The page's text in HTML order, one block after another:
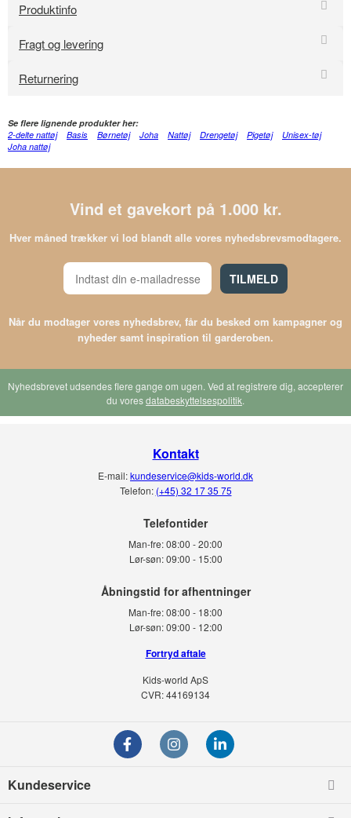
Produktinfo
Fragt og levering
Returnering
Se flere lignende produkter her:
2-delte nattøj
Basis Børnetøj Joha Nattøj Drengetøj Pigetøj
Unisex-tøj
Joha nattøj
Vind et gavekort på 1.000 kr.
Hver måned trækker vi lod blandt alle vores nyhedsbrevsmodtagere.
TILMELD
Når du modtager vores nyhedsbrev, får du besked om kampagner og
nyheder samt inspiration til garderoben.
Nyhedsbrevet udsendes flere gange om ugen. Ved at registrere dig, accepterer
du voresdatabeskyttelsespolitik.
Kontakt
E-mail:kundeservice@kids-world.dk
Telefon: (+45) 32 17 35 75
Telefontider
Man-fre:08:00 - 20:00
Lør-søn: 09:00 - 15:00
Man-fre:08:00 - 18:00
Lør-søn:09:00 - 12:00
Fortryd aftale
Kids-world ApS
CVR: 44169134
Kundeservice